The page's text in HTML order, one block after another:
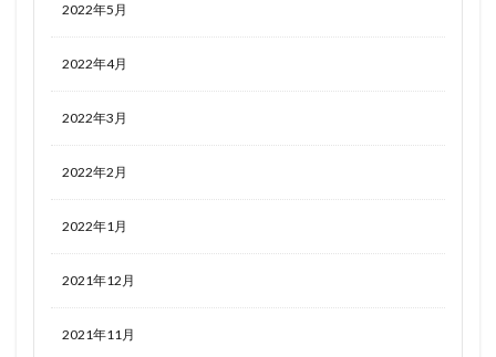
2022年5月
2022年4月
2022年3月
2022年2月
2022年1月
2021年12月
2021年11月